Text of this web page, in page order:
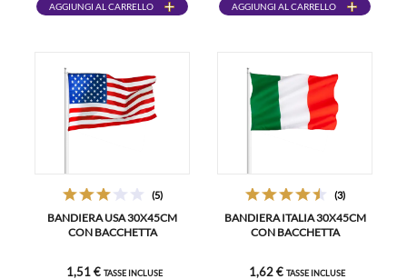
AGGIUNGI AL CARRELLO AGGIUNGI AL CARRELLO
(5)
BANDIERA USA 30X45CM
CON BACCHETTA
1,51 € TASSE INCLUSE
(3)
BANDIERA ITALIA 30X45CM
CON BACCHETTA
1,62 € TASSE INCLUSE